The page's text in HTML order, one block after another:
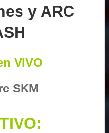
y ARC
VIVO
SKM